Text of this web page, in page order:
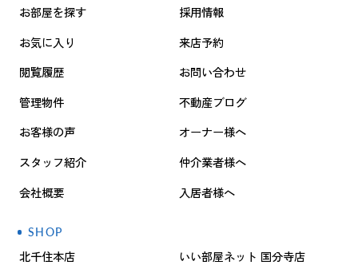
お部屋を探す
お気に入り
閲覧履歴
管理物件
お客様の声
スタッフ紹介
会社概要
採用情報
来店予約
お問い合わせ
不動産ブログ
オーナー様へ
仲介業者様へ
入居者様へ
SHOP
北千住本店 いい部屋ネット 国分寺店